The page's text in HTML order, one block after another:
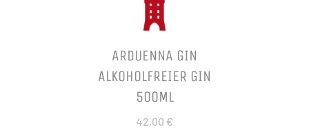
ARDUENNA GIN
ALKOHOLFREIER GIN
500ML
42,00 €